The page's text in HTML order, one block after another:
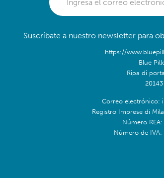
Suscríbate a nuestro newsletter para
https://
Blue
Ripa di
Correo electrónico:
Registro Imprese di
Número
Número de